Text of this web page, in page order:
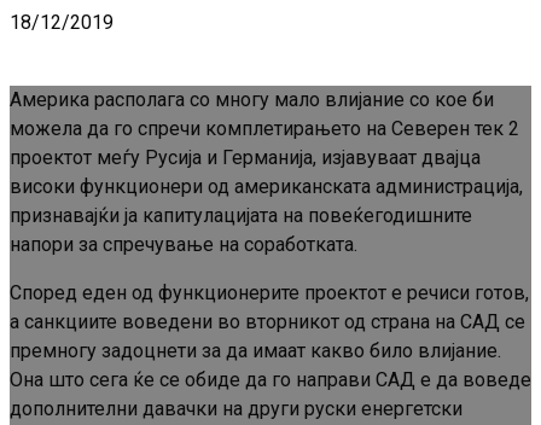
18/12/2019
Америка располага со многу мало влијание со кое би
можела да го спречи комплетирањето на Северен тек 2
проектот меѓу Русија и Германија, изјавуваат двајца
високи функционери од американската администрација,
признавајќи ја капитулацијата на повеќегодишните
напори за спречување на соработката.
Според еден од функционерите проектот е речиси готов,
а санкциите воведени во вторникот од страна на САД се
премногу задоцнети за да имаат какво било влијание.
Она што сега ќе се обиде да го направи САД е да воведе
дополнителни давачки на други руски енергетски